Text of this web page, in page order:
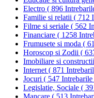
Electro ( 896
Familie si relatii ( 712
Filme si seriale ( 562
Financiare ( 1258
Frumusete si moda (
Horoscop si Zodii (
Imobiliare si constructii
Internet ( 871
Jocuri ( 547 Intrebarile
Legislatie, Sociale (
Mancare ( 513